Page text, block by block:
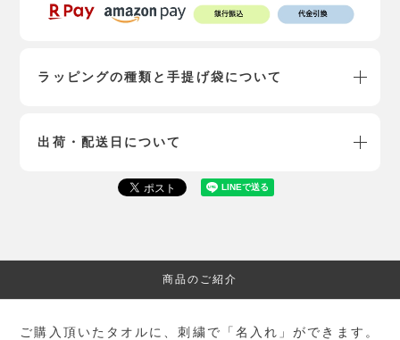
ラッピングの種類と手提げ袋について
出荷・配送日について
商品のご紹介
ご購入頂いたタオルに、刺繍で「名入れ」ができます。